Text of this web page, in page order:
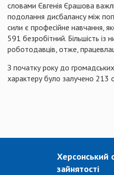
словами Євгенія Єрашова
подолання дисбалансу між
сили є професійне навчання,
591 безробітний. Більшість із
роботодавців, отже,
З початку року до
характеру було залучено 213
Херсонський
зайнятості